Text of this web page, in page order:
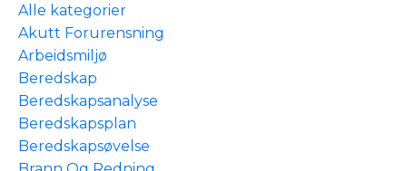
Alle kategorier
Akutt Forurensning
Arbeidsmiljø
Beredskap
Beredskapsanalyse
Beredskapsplan
Beredskapsøvelse